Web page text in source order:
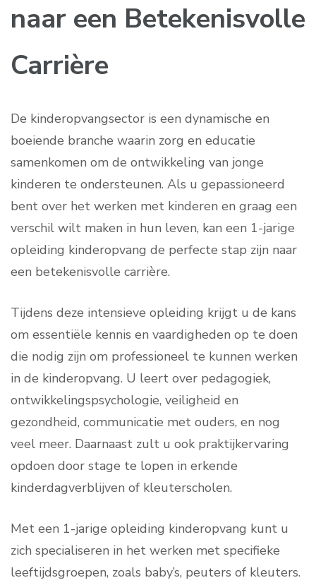
naar een Betekenisvolle
Carrière
De kinderopvangsector is een dynamische en
boeiende branche waarin zorg en educatie
samenkomen om de ontwikkeling van jonge
kinderen te ondersteunen. Als u gepassioneerd
bent over het werken met kinderen en graag een
verschil wilt maken in hun leven, kan een 1-jarige
opleiding kinderopvang de perfecte stap zijn naar
een betekenisvolle carrière.
Tijdens deze intensieve opleiding krijgt u de kans
om essentiële kennis en vaardigheden op te doen
die nodig zijn om professioneel te kunnen werken
in de kinderopvang. U leert over pedagogiek,
ontwikkelingspsychologie, veiligheid en
gezondheid, communicatie met ouders, en nog
veel meer. Daarnaast zult u ook praktijkervaring
opdoen door stage te lopen in erkende
kinderdagverblijven of kleuterscholen.
Met een 1-jarige opleiding kinderopvang kunt u
zich specialiseren in het werken met specifieke
leeftijdsgroepen, zoals baby’s, peuters of kleuters.